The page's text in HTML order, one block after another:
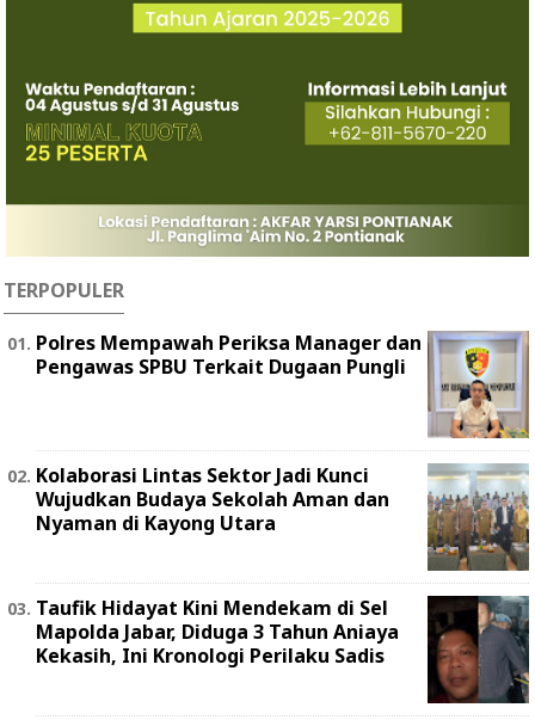
TERPOPULER
Polres Mempawah Periksa Manager dan
Pengawas SPBU Terkait Dugaan Pungli
Kolaborasi Lintas Sektor Jadi Kunci
Wujudkan Budaya Sekolah Aman dan
Nyaman di Kayong Utara
Taufik Hidayat Kini Mendekam di Sel
Mapolda Jabar, Diduga 3 Tahun Aniaya
Kekasih, Ini Kronologi Perilaku Sadis